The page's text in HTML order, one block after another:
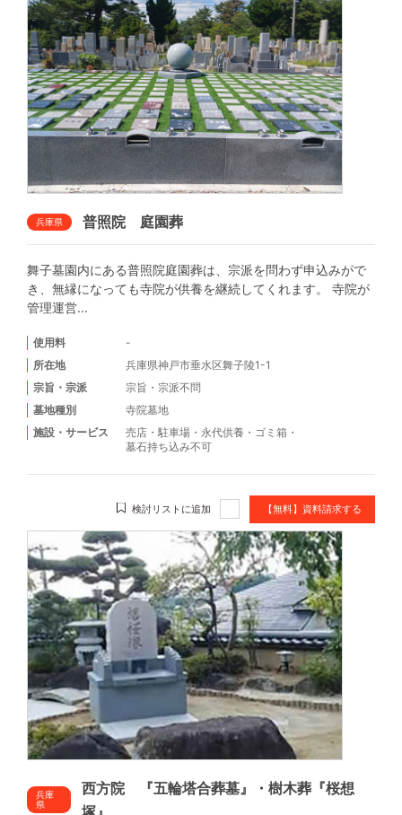
兵庫県 普照院 庭園葬
舞子墓園内にある普照院庭園葬は、宗派を問わず申込みがで
き、無縁になっても寺院が供養を継続してくれます。 寺院が
管理運営...
使用料
-
所在地
兵庫県神戸市垂水区舞子陵1-1
宗旨・宗派
宗旨・宗派不問
墓地種別
寺院墓地
施設・サービス
売店 ・ 駐車場 ・ 永代供養 ・ ゴミ箱 ・
墓石持ち込み不可
検討リストに追加 【無料】資料請求する
兵庫
県
西方院 『五輪塔合葬墓』・樹木葬『桜想